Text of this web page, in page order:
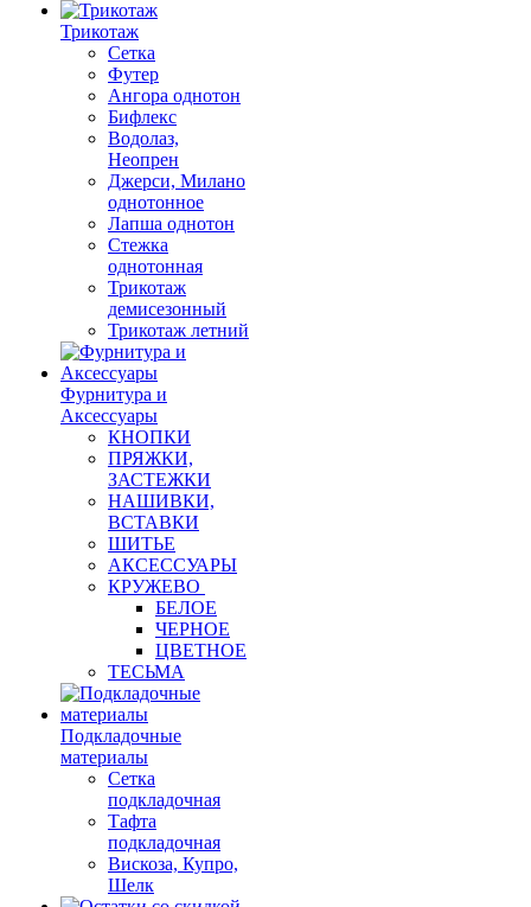
Трикотаж
Сетка
Футер
Ангора однотон
Бифлекс
Водолаз,
Неопрен
Джерси, Милано
однотонное
Лапша однотон
Стежка
однотонная
Трикотаж
демисезонный
Трикотаж летний
Фурнитура и
Аксессуары
КНОПКИ
ПРЯЖКИ,
ЗАСТЕЖКИ
НАШИВКИ,
ВСТАВКИ
ШИТЬЕ
АКСЕССУАРЫ
КРУЖЕВО
БЕЛОЕ
ЧЕРНОЕ
ЦВЕТНОЕ
ТЕСЬМА
Подкладочные
материалы
Сетка
подкладочная
Тафта
подкладочная
Вискоза, Купро,
Шелк